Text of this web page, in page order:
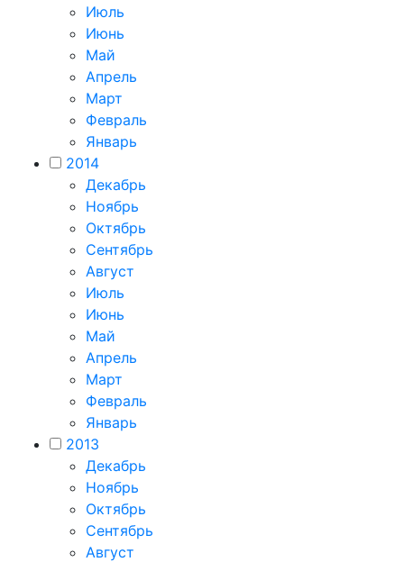
Июль
Июнь
Май
Апрель
Март
Февраль
Январь
2014
Декабрь
Ноябрь
Октябрь
Сентябрь
Август
Июль
Июнь
Май
Апрель
Март
Февраль
Январь
2013
Декабрь
Ноябрь
Октябрь
Сентябрь
Август